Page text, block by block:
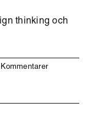
thinking och
Kommentarer